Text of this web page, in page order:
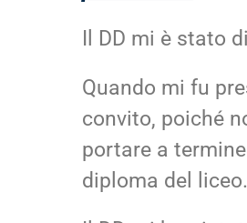
Il DD mi è stato
Quando mi fu
convito, poiché
portare a
diploma del liceo.